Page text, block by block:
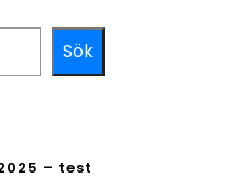
Sök
– test